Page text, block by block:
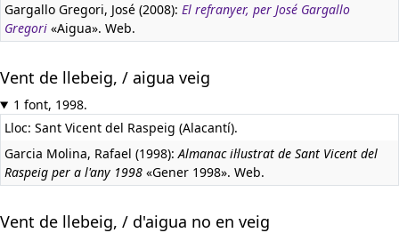
Gargallo Gregori, José (2008): El refranyer, per José Gargallo
Gregori «Aigua». Web.
Vent de llebeig, / aigua veig
1 font, 1998.
Lloc: Sant Vicent del Raspeig (Alacantí).
Garcia Molina, Rafael (1998):Almanac il·lustrat de Sant Vicent del
Raspeig per a l'any 1998 «Gener 1998». Web.
Vent de llebeig, / d'aigua no en veig